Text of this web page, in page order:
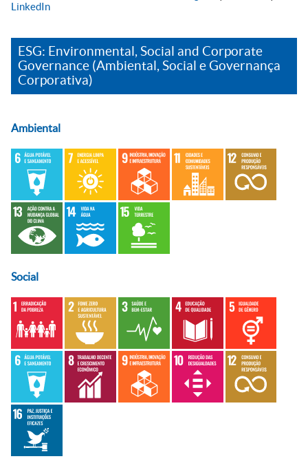
LinkedIn
ESG: Environmental, Social and Corporate
Governance (Ambiental, Social e Governança
Corporativa)
Ambiental
Social